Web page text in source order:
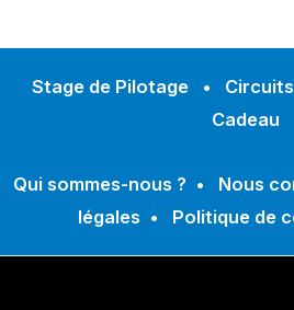
Stage de Pilotage • Circuits
Cadeau
Qui sommes-nous ? • Nous
légales • Politique de